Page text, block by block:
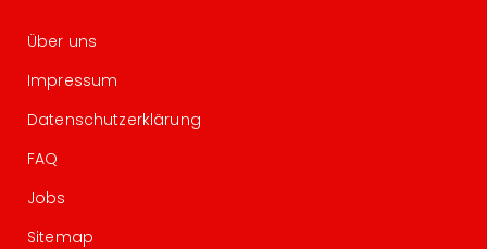
Über uns
Impressum
Datenschutzerklärung
FAQ
Jobs
Sitemap